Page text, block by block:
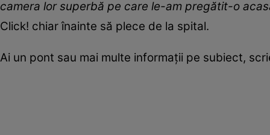
camera lor superbă pe care le-am pregătit-o
Click! chiar înainte să plece de la spital.
Ai un pont sau mai multe informații pe subiect,